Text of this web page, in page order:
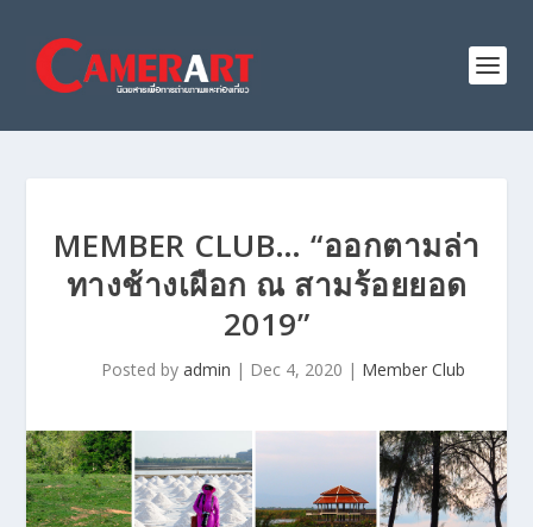
MEMBER CLUB… “ออกตามล่า
ทางช้างเผือก ณ สามร้อยยอด
2019”
Posted by admin | Dec 4, 2020 | Member Club